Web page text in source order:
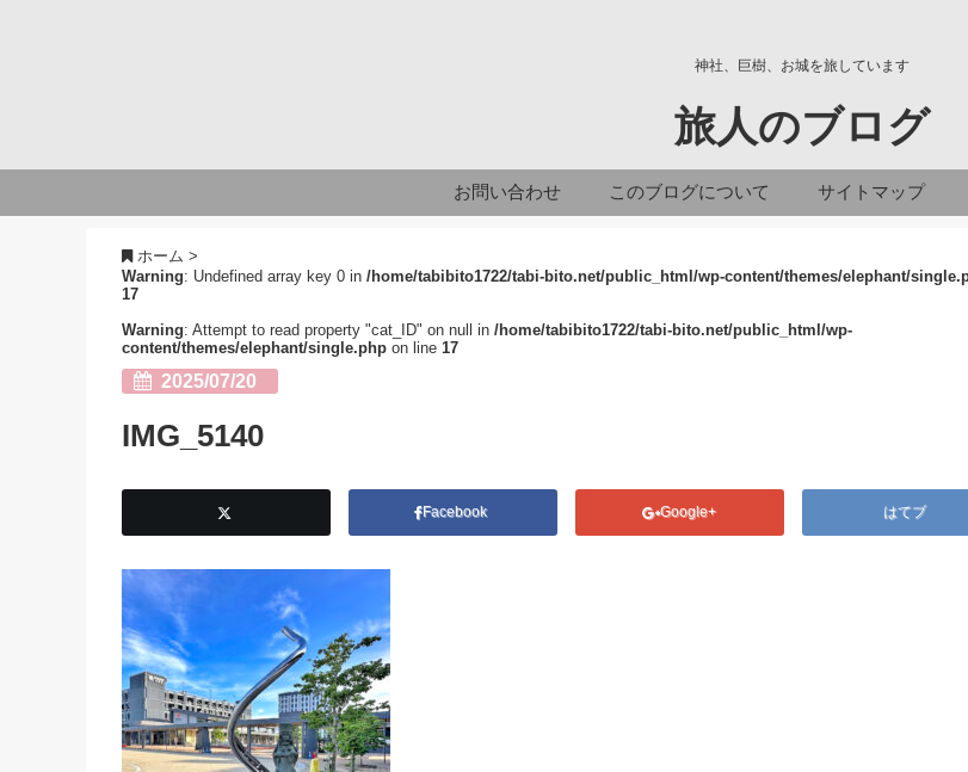
神社、巨樹、お城を旅しています
旅人のブログ
お問い合わせ このブログについて サイトマップ
ホーム >
Warning: Undefined array key 0 in /home/tabibito1722/tabi-bito.net/public_html/wp-content/themes/elephant/
17
Warning: Attempt to read property "cat_ID" on null in /home/tabibito1722/tabi-bito.net/public_html/wp-
content/themes/elephant/single.php on line 17
2025/07/20
IMG_5140
Facebook Google+ はてブ